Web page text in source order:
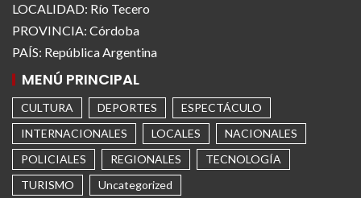
LOCALIDAD: Río Tecero
PROVINCIA: Córdoba
PAÍS: República Argentina
MENÚ PRINCIPAL
CULTURA DEPORTES
ESPECTÁCULO
INTERNACIONALES
LOCALES
NACIONALES
POLICIALES
REGIONALES
TECNOLOGÍA
TURISMO
Uncategorized